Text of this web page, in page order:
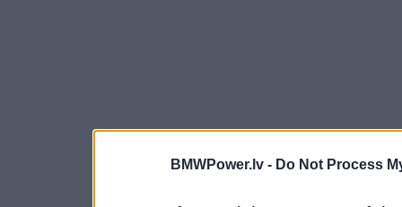
BMWPower.lv - Do Not Process